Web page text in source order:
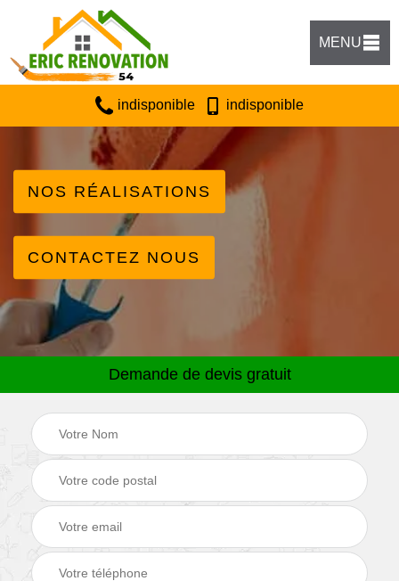
MENU
indisponible indisponible
NOS RÉALISATIONS
CONTACTEZ NOUS
Demande de devis gratuit